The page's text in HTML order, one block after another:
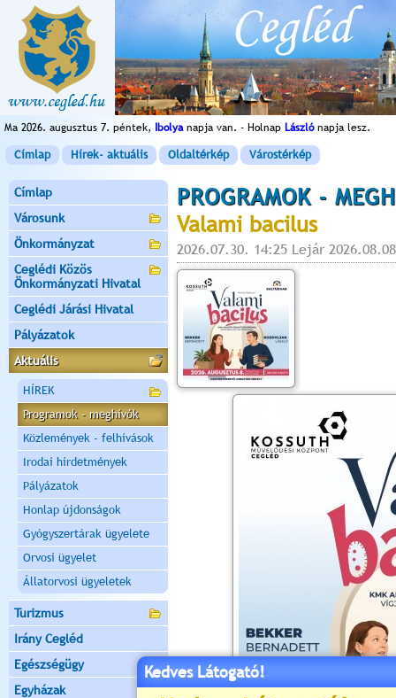
Ma 2026. augusztus 7. péntek, Ibolyanapja van. - Holnap Lászlónapja lesz.
Címlap Hírek- aktuális Oldaltérkép Várostérkép
Címlap
Városunk
Önkormányzat
Ceglédi Közös
Önkormányzati Hivatal
Ceglédi Járási Hivatal
Pályázatok
Aktuális
HÍREK
Programok - meghívók
Közlemények - felhívások
Irodai hirdetmények
Pályázatok
Honlap újdonságok
Gyógyszertárak ügyelete
Orvosi ügyelet
Állatorvosi ügyeletek
Turizmus
Irány Cegléd
Egészségügy
Egyházak
PROGRAMOK -
Valami bacilus
2026.07.30. 14:25 Lejár
Kedves Látogató!